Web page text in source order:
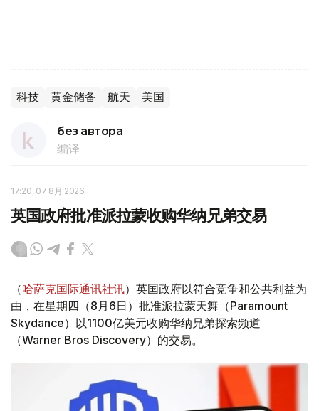
科技 黄金储备 航天 美国
без автора
编译
17:20, 07 8月 2026
英国政府批准派拉蒙收购华纳兄弟交易
（哈萨克国际通讯社讯）英国政府以符合竞争和公共利益为
由，在星期四（8月6日）批准派拉蒙天舞（Paramount
Skydance）以1100亿美元收购华纳兄弟探索频道
（Warner Bros Discovery）的交易。